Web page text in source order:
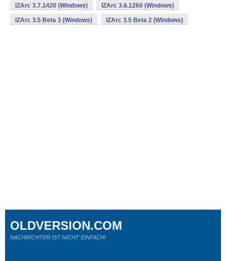
IZArc 3.7.1420 (Windows) IZArc 3.6.1260 (Windows)
IZArc 3.5 Beta 3 (Windows) IZArc 3.5 Beta 2 (Windows)
OLDVERSION.COM
NACHRICHTER IST NICHT EINFACH!